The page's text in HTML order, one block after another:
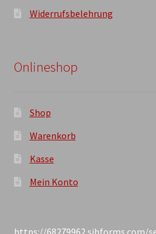
Widerrufsbelehrung
Onlineshop
Shop
Warenkorb
Kasse
Mein Konto